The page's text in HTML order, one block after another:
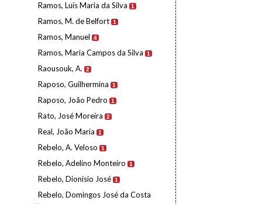
Ramos, Luís Maria da Silva 1
Ramos, M. de Belfort 1
Ramos, Manuel 4
Ramos, Maria Campos da Silva 1
Raousouk, A. 2
Raposo, Guilhermina 1
Raposo, João Pedro 1
Rato, José Moreira 2
Real, João Maria 1
Rebelo, A. Veloso 1
Rebelo, Adelino Monteiro 1
Rebelo, Dionísio José 1
Rebelo, Domingos José da Costa